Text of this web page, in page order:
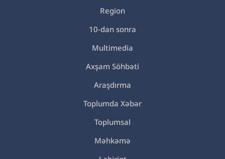
Region
10-dan sonra
Multimedia
Axşam Söhbəti
Araşdırma
Toplumda Xəbər
Toplumsal
Məhkəmə